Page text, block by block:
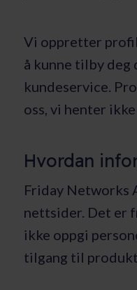
Vi oppretter
å kunne tilby deg
kundeservice.
oss, vi henter
Hvordan
Friday Networks
nettsider. Det er
ikke oppgi
tilgang til